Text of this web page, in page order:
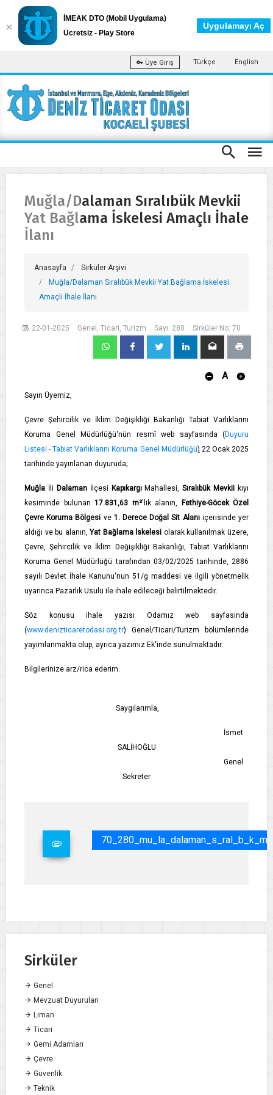
Üye Giriş Türkçe English
Muğla/Dalaman Sıralıbük Mevkii
Yat Bağlama İskelesi Amaçlı İhale
İlanı
Anasayfa
Sirküler Arşivi
Muğla/Dalaman Sıralıbük Mevkii Yat Bağlama İskelesi
Amaçlı İhale İlanı
22-01-2025 Genel, Ticari, Turizm Sayı: 280 Sirküler No: 70
A
Sayın Üyemiz,
Çevre Şehircilik ve İklim Değişikliği Bakanlığı Tabiat Varlıklarını
Koruma Genel Müdürlüğü'nün resmî web sayfasında (Duyuru
Listesi - Tabiat Varlıklarını Koruma Genel Müdürlüğü) 22 Ocak 2025
tarihinde yayınlanan duyuruda;
Muğla İli Dalamanİlçesi KapıkargıMahallesi,Sıralıbük Mevkii kıyı
kesiminde bulunan 17.831,63 m²'lik alanın,
Fethiye-Göcek Özel
Çevre Koruma Bölgesi ve 1. Derece Doğal Sit Alanıiçerisinde yer
aldığı ve bu alanın,Yat Bağlama İskelesi olarak kullanılmak üzere,
Çevre, Şehircilik ve İklim Değişikliği Bakanlığı, Tabiat Varlıklarını
Koruma Genel Müdürlüğü tarafından 03/02/2025 tarihinde, 2886
sayılı Devlet İhale Kanunu'nun 51/g maddesi ve ilgili yönetmelik
uyarınca Pazarlık Usulü ile ihale edileceği belirtilmektedir.
Söz konusu ihale yazısı Odamız web sayfasında
(www.denizticaretodasi.org.tr) Genel/Ticari/Turizm bölümlerinde
yayımlanmakta olup, ayrıca yazımız Ek'inde sunulmaktadır.
Bilgilerinize arz/rica ederim.
Saygılarımla,
İsmet
SALİHOĞLU
Genel
Sekreter
Sirküler
Genel
Mevzuat Duyuruları
Liman
Ticari
Gemi Adamları
Çevre
Güvenlik
Teknik
İMEAK DTO (Mobil Uygulama)
Ücretsiz - Play Store
Uygulamayı Aç